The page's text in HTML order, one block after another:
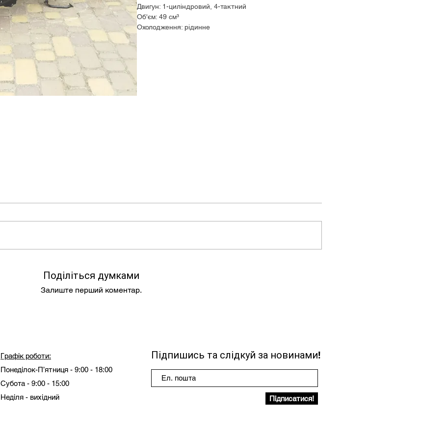
Двигун: 1-циліндровий, 4-тактний
Об'єм: 49 см³
Охолодження: рідинне
Поділіться думками
Залиште перший коментар.
Графік роботи:
Понеділок-П’ятниця - 9:00 - 18:00
Субота - 9:00 - 15:00
Неділя - вихідний
Підпишись та слідкуй за новинами!
Підписатися!